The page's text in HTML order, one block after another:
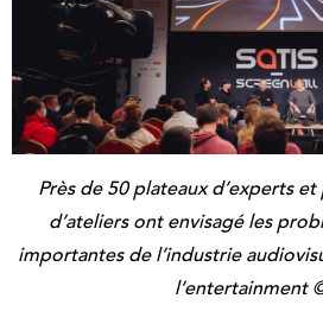
Près de 50 plateaux d’experts et
d’ateliers ont envisagé les
importantes de l’industrie
l’entertainment